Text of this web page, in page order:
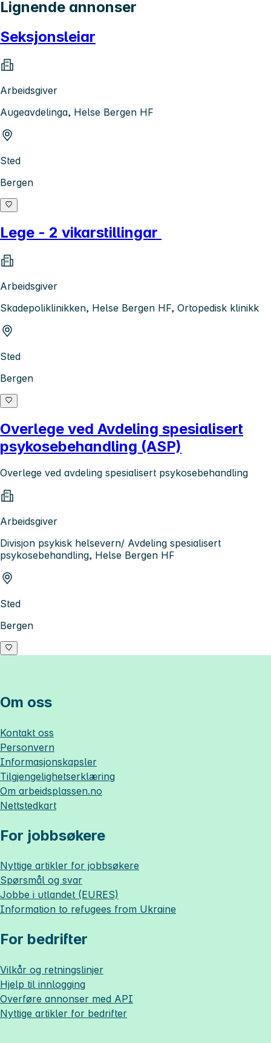
Lignende annonser
Seksjonsleiar
Arbeidsgiver
Augeavdelinga, Helse Bergen HF
Sted
Bergen
Lege - 2 vikarstillingar
Arbeidsgiver
Skadepoliklinikken, Helse Bergen HF, Ortopedisk klinikk
Sted
Bergen
Overlege ved Avdeling spesialisert
psykosebehandling (ASP)
Overlege ved avdeling spesialisert psykosebehandling
Arbeidsgiver
Divisjon psykisk helsevern/ Avdeling spesialisert
psykosebehandling, Helse Bergen HF
Sted
Bergen
Om oss
Kontakt oss
Personvern
Informasjonskapsler
Tilgjengelighetserklæring
Om arbeidsplassen.no
Nettstedkart
For jobbsøkere
Nyttige artikler for jobbsøkere
Spørsmål og svar
Jobbe i utlandet (EURES)
Information to refugees from Ukraine
For bedrifter
Vilkår og retningslinjer
Hjelp til innlogging
Overføre annonser med API
Nyttige artikler for bedrifter